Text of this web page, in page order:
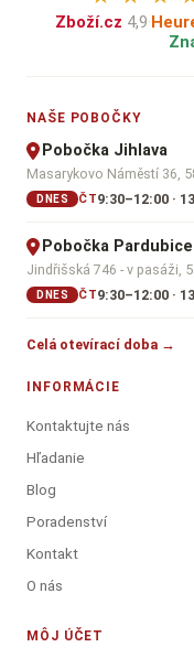
Zboží.cz 4,9·
NAŠE POBOČKY
Pobočka Jihlava
Masarykovo Náměstí 36,
DNES ČT9:30–12:00 ·
Pobočka Pardubice
Jindřišská 746 - v pasáži,
DNES ČT9:30–12:00 ·
Celá otevírací doba →
INFORMÁCIE
Kontaktujte nás
Hľadanie
Blog
Poradenství
Kontakt
O nás
MÔJ ÚČET